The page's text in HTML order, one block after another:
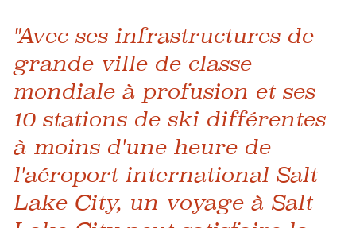
"Avec ses infrastructures de
grande ville de classe
mondiale à profusion et ses
10 stations de ski différentes
à moins d'une heure de
l'aéroport international Salt
Lake City, un voyage à Salt